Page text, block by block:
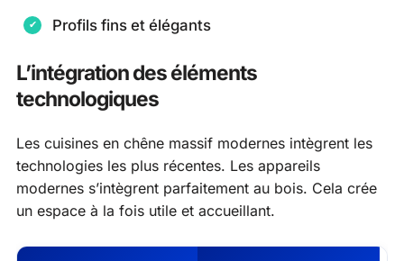
Profils fins et élégants
L’intégration des éléments
technologiques
Les cuisines en chêne massif modernes intègrent les
technologies les plus récentes. Les appareils
modernes s’intègrent parfaitement au bois. Cela crée
un espace à la fois utile et accueillant.